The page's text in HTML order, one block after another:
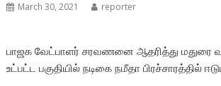
March 30, 2021 reporter
பாஜக வேட்பாளர் சரவணனை ஆதரித்து மதுரை
உட்பட்ட பகுதியில் நடிகை நமீதா பிரச்சாரத்தில்